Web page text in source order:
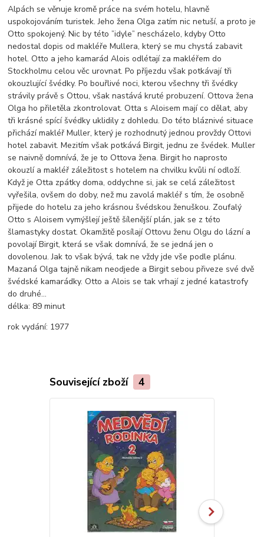
Alpách se věnuje kromě práce na svém hotelu, hlavně
uspokojováním turistek. Jeho žena Olga zatím nic netuší, a proto je
Otto spokojený. Nic by této ”idyle” nescházelo, kdyby Otto
nedostal dopis od makléře Mullera, který se mu chystá zabavit
hotel. Otto a jeho kamarád Alois odlétají za makléřem do
Stockholmu celou věc urovnat. Po příjezdu však potkávají tři
okouzlující švédky. Po bouřlivé noci, kterou všechny tři švédky
strávily právě s Ottou, však nastává kruté probuzení. Ottova žena
Olga ho přiletěla zkontrolovat. Otta s Aloisem mají co dělat, aby
tři krásné spící švédky uklidily z dohledu. Do této bláznivé situace
přichází makléř Muller, který je rozhodnutý jednou provždy Ottovi
hotel zabavit. Mezitím však potkává Birgit, jednu ze švédek. Muller
se naivně domnívá, že je to Ottova žena. Birgit ho naprosto
okouzlí a makléř záležitost s hotelem na chvilku kvůli ní odloží.
Když je Otta zpátky doma, oddychne si, jak se celá záležitost
vyřešila, ovšem do doby, než mu zavolá makléř s tím, že osobně
přijede do hotelu za jeho krásnou švédskou ženuškou. Zoufalý
Otto s Aloisem vymýšlejí ještě šílenější plán, jak se z této
šlamastyky dostat. Okamžitě posílají Ottovu ženu Olgu do lázní a
povolají Birgit, která se však domnívá, že se jedná jen o
dovolenou. Jak to však bývá, tak ne vždy jde vše podle plánu.
Mazaná Olga tajně nikam neodjede a Birgit sebou přiveze své dvě
švédské kamarádky. Otto a Alois se tak vrhají z jedné katastrofy
do druhé...
délka: 89 minut
rok vydání: 1977
Související zboží 4